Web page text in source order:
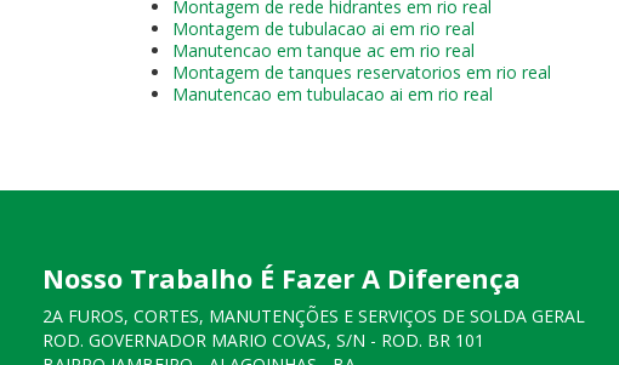
Montagem de rede hidrantes em rio real
Montagem de tubulacao ai em rio real
Manutencao em tanque ac em rio real
Montagem de tanques reservatorios em rio real
Manutencao em tubulacao ai em rio real
Nosso Trabalho É Fazer A Diferença
2A FUROS, CORTES, MANUTENÇÕES E SERVIÇOS DE SOLDA GERAL
ROD. GOVERNADOR MARIO COVAS, S/N - ROD. BR 101